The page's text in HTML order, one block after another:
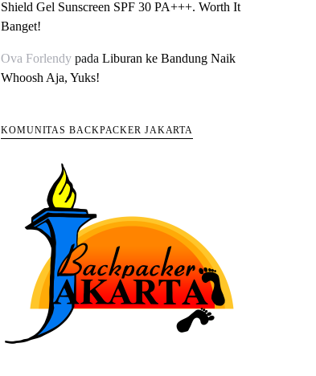
Shield Gel Sunscreen SPF 30 PA+++. Worth It
Banget!
Ova Forlendy pada Liburan ke Bandung Naik
Whoosh Aja, Yuks!
KOMUNITAS BACKPACKER JAKARTA